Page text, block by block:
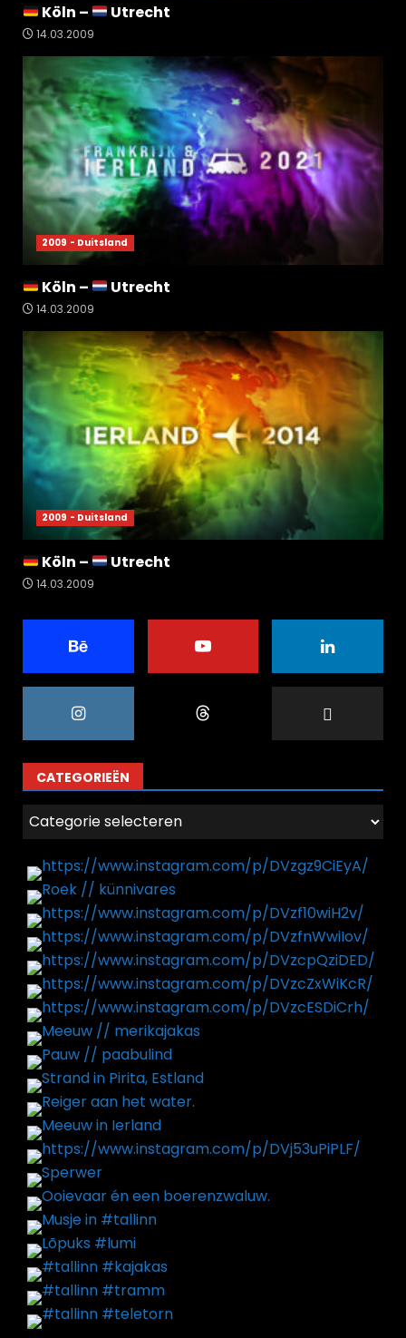
Köln – Utrecht
14.03.2009
2009 - Duitsland
Köln – Utrecht
14.03.2009
2009 - Duitsland
Köln – Utrecht
14.03.2009
CATEGORIEËN
Categorieën